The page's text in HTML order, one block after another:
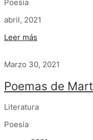
Poesía
abril, 2021
Leer más
Marzo 30, 2021
Poemas de
Literatura
Poesía